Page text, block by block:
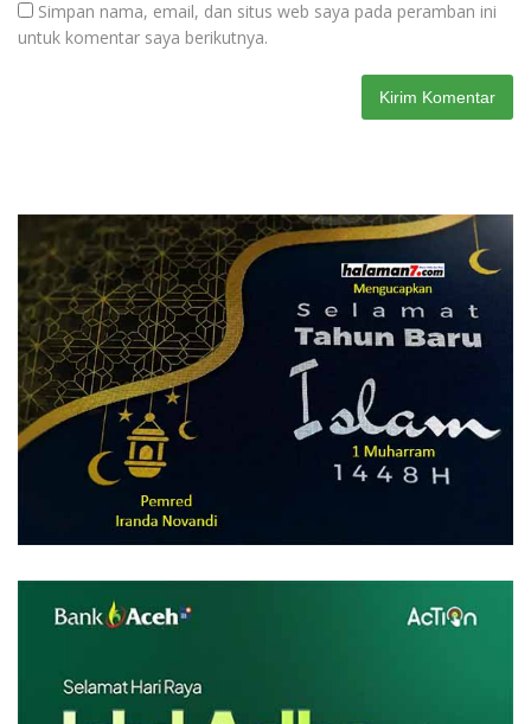
Simpan nama, email, dan situs web saya pada peramban ini
untuk komentar saya berikutnya.